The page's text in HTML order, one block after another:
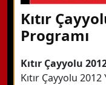
Kıtır
Programı
Kıtır Çayyolu
Kıtır Çayyolu 2012